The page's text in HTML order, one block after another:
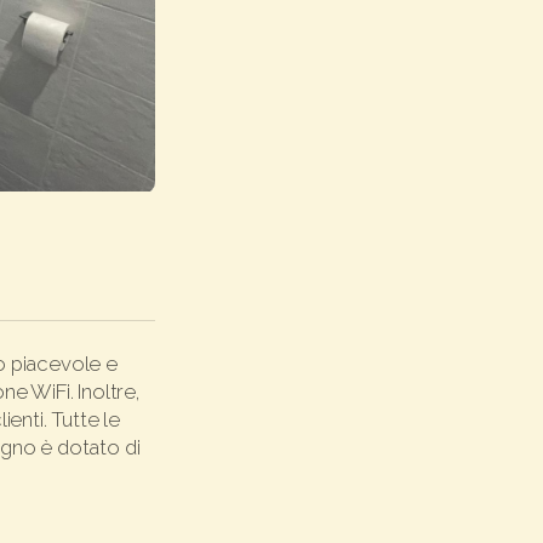
piacevole e
WiFi. Inoltre,
Tutte le
è dotato di